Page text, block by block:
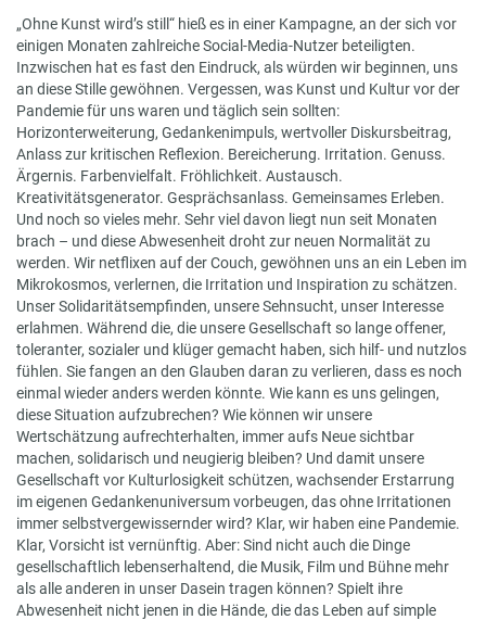
„Ohne Kunst wird’s still“ hieß es in einer Kampagne, an der sich vor
einigen Monaten zahlreiche Social-Media-Nutzer beteiligten.
Inzwischen hat es fast den Eindruck, als würden wir beginnen, uns
an diese Stille gewöhnen. Vergessen, was Kunst und Kultur vor der
Pandemie für uns waren und täglich sein sollten:
Horizonterweiterung, Gedankenimpuls, wertvoller Diskursbeitrag,
Anlass zur kritischen Reflexion. Bereicherung. Irritation. Genuss.
Ärgernis. Farbenvielfalt. Fröhlichkeit. Austausch.
Kreativitätsgenerator. Gesprächsanlass. Gemeinsames Erleben.
Und noch so vieles mehr. Sehr viel davon liegt nun seit Monaten
brach – und diese Abwesenheit droht zur neuen Normalität zu
werden. Wir netflixen auf der Couch, gewöhnen uns an ein Leben im
Mikrokosmos, verlernen, die Irritation und Inspiration zu schätzen.
Unser Solidaritätsempfinden, unsere Sehnsucht, unser Interesse
erlahmen. Während die, die unsere Gesellschaft so lange offener,
toleranter, sozialer und klüger gemacht haben, sich hilf- und nutzlos
fühlen. Sie fangen an den Glauben daran zu verlieren, dass es noch
einmal wieder anders werden könnte. Wie kann es uns gelingen,
diese Situation aufzubrechen? Wie können wir unsere
Wertschätzung aufrechterhalten, immer aufs Neue sichtbar
machen, solidarisch und neugierig bleiben? Und damit unsere
Gesellschaft vor Kulturlosigkeit schützen, wachsender Erstarrung
im eigenen Gedankenuniversum vorbeugen, das ohne Irritationen
immer selbstvergewissernder wird? Klar, wir haben eine Pandemie.
Klar, Vorsicht ist vernünftig. Aber: Sind nicht auch die Dinge
gesellschaftlich lebenserhaltend, die Musik, Film und Bühne mehr
als alle anderen in unser Dasein tragen können? Spielt ihre
Abwesenheit nicht jenen in die Hände, die das Leben auf simple